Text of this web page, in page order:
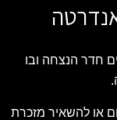
חדר הנצחה ובו
או להשאיר מזכרת